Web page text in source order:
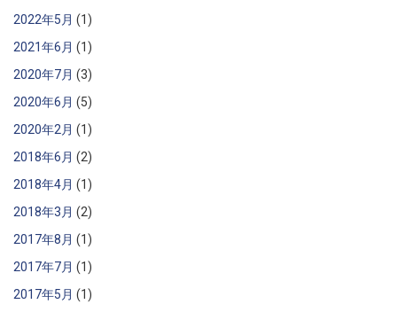
2022年5月 (1)
2021年6月 (1)
2020年7月 (3)
2020年6月 (5)
2020年2月 (1)
2018年6月 (2)
2018年4月 (1)
2018年3月 (2)
2017年8月 (1)
2017年7月 (1)
2017年5月 (1)